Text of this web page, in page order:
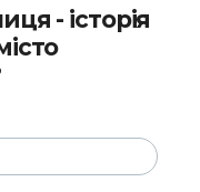
- історія